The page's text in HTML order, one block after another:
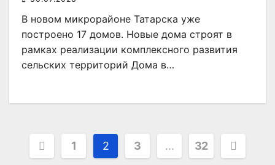
В новом микрорайоне Татарска уже
построено 17 домов. Новые дома строят в
рамках реализации комплексного развития
сельских территорий Дома в…
Пагинация
1 2 3 … 32